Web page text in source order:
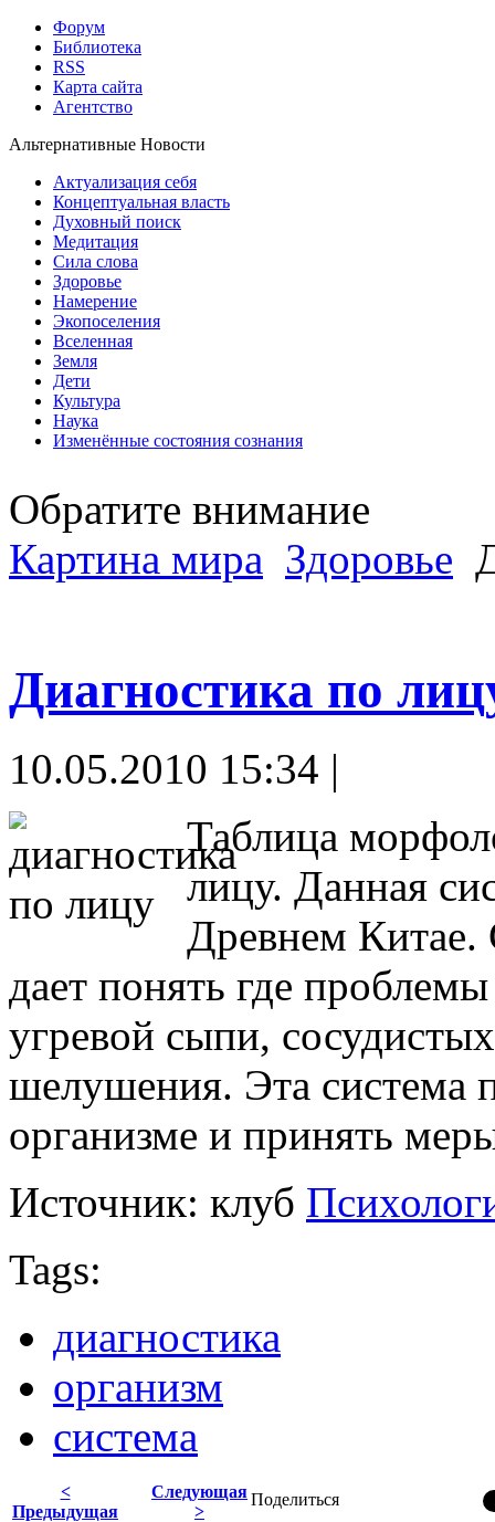
Форум
Библиотека
RSS
Карта сайта
Агентство
Альтернативные Новости
Актуализация себя
Концептуальная власть
Духовный поиск
Медитация
Сила слова
Здоровье
Намерение
Экопоселения
Вселенная
Земля
Дети
Культура
Наука
Изменённые состояния сознания
Обратите внимание
Картина мира Здоровье
Диагностика по
10.05.2010 15:34 |
Таблица
лицу. Данная
Древнем Китае.
дает понять где
угревой сыпи,
шелушения. Эта система
организме и принять
Источник: клуб
Tags:
диагностика
организм
система
Поделиться
<
Предыдущая
Следующая
>